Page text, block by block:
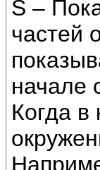
S –
частей
начале
Когда в